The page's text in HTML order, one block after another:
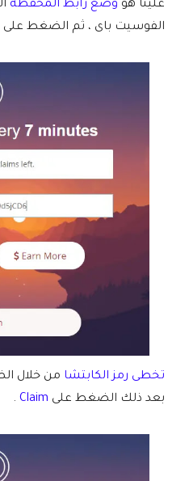
علينا هووضع رابط المحفظة
الفوسيت باى ، ثم الضغط على
تخطى رمز الكابتشامن خلال
بعد ذلك الضغط علىClaim
.